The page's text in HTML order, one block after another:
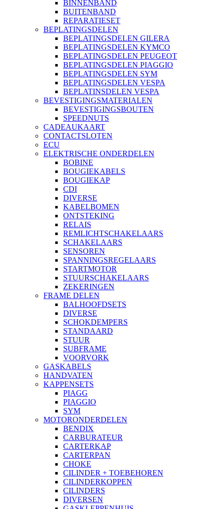
BINNENBAND
BUITENBAND
REPARATIESET
BEPLATINGSDELEN
BEPLATINGSDELEN GILERA
BEPLATINGSDELEN KYMCO
BEPLATINGSDELEN PEUGEOT
BEPLATINGSDELEN PIAGGIO
BEPLATINGSDELEN SYM
BEPLATINGSDELEN VESPA
BEPLATINSDELEN VESPA
BEVESTIGINGSMATERIALEN
BEVESTIGINGSBOUTEN
SPEEDNUTS
CADEAUKAART
CONTACTSLOTEN
ECU
ELEKTRISCHE ONDERDELEN
BOBINE
BOUGIEKABELS
BOUGIEKAP
CDI
DIVERSE
KABELBOMEN
ONTSTEKING
RELAIS
REMLICHTSCHAKELAARS
SCHAKELAARS
SENSOREN
SPANNINGSREGELAARS
STARTMOTOR
STUURSCHAKELAARS
ZEKERINGEN
FRAME DELEN
BALHOOFDSETS
DIVERSE
SCHOKDEMPERS
STANDAARD
STUUR
SUBFRAME
VOORVORK
GASKABELS
HANDVATEN
KAPPENSETS
PIAGG
PIAGGIO
SYM
MOTORONDERDELEN
BENDIX
CARBURATEUR
CARTERKAP
CARTERPAN
CHOKE
CILINDER + TOEBEHOREN
CILINDERKOPPEN
CILINDERS
DIVERSEN